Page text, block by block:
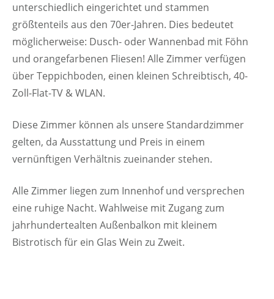
unterschiedlich eingerichtet und stammen
größtenteils aus den 70er-Jahren. Dies bedeutet
möglicherweise: Dusch- oder Wannenbad mit Föhn
und orangefarbenen Fliesen! Alle Zimmer verfügen
über Teppichboden, einen kleinen Schreibtisch, 40-
Zoll-Flat-TV & WLAN.
Diese Zimmer können als unsere Standardzimmer
gelten, da Ausstattung und Preis in einem
vernünftigen Verhältnis zueinander stehen.
Alle Zimmer liegen zum Innenhof und versprechen
eine ruhige Nacht. Wahlweise mit Zugang zum
jahrhundertealten Außenbalkon mit kleinem
Bistrotisch für ein Glas Wein zu Zweit.